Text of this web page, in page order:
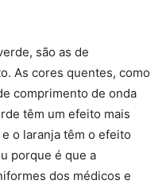
são as de
As cores quentes, como
comprimento de onda
têm um efeito mais
o laranja têm o efeito
porque é que a
dos médicos e